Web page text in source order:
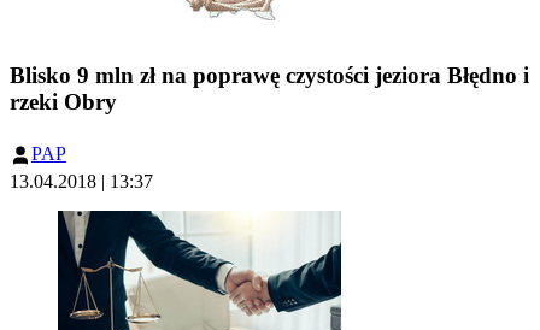
Blisko 9 mln zł na poprawę czystości jeziora Błędno i
rzeki Obry
PAP
13.04.2018 | 13:37